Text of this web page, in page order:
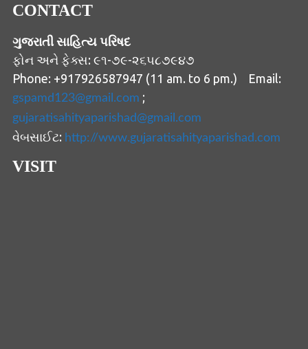
CONTACT
ગુજરાતી સાહિત્ય પરિષદ
ફોન અને ફેક્સ: ૯૧-૭૯-૨૬૫૮૭૯૪૭
Phone: +917926587947 (11 am. to 6 pm.) Email:
gspamd123@gmail.com ;
gujaratisahityaparishad@gmail.com
વેબસાઈટ: http://www.gujaratisahityaparishad.com
VISIT